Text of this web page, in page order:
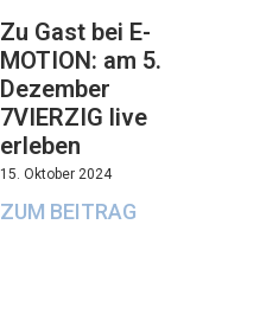
Zu Gast bei E-
MOTION: am 5.
Dezember
7VIERZIG live
erleben
15. Oktober 2024
ZUM BEITRAG